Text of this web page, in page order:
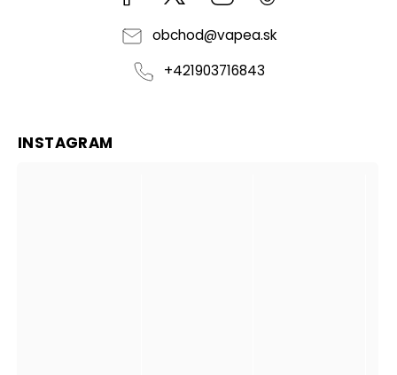
obchod@vapea.sk
+421903716843
INSTAGRAM